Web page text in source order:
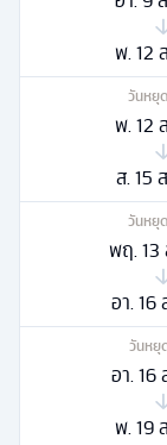
พ. 12
วันหยุด
พ. 12
ส. 15
วันหยุด
พฤ. 13
อา. 16
วันหยุ
อา. 16
พ. 19